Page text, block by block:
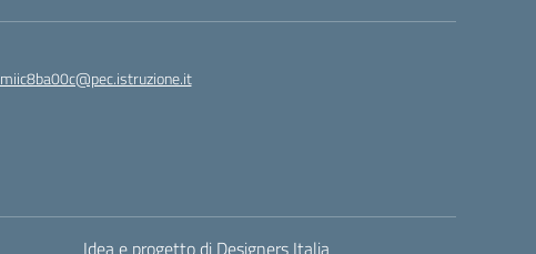
miic8ba00c@pec.istruzione.it
Idea e progetto di Designers Italia